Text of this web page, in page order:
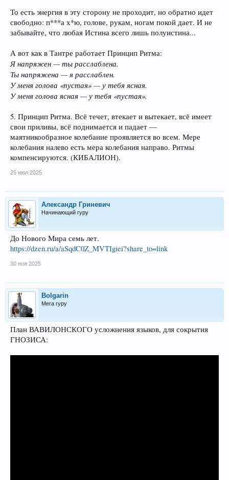
То есть энергия в эту сторону не проходит, но обратно идет
свободно: п***а х*ю, голове, рукам, ногам покой дает. И не
забывайте, что любая Истина всего лишь полуистина...
А вот как в Тантре работает Принцип Ритма:
Я напряжен — ты расслаблена.
Ты напряжена — я расслаблен.
У меня голова «пустая» — у тебя ясная.
У меня голова ясная — у тебя «пустая».
5. Принцип Ритма. Всё течет, втекает и вытекает, всё имеет
свои приливы, всё поднимается и падает —
маятникообразное колебание проявляется во всем. Мере
колебания налево есть мера колебания направо. Ритмы
компенсируются. (КИБАЛИОН).
25 июл 2025
Александр Гриневич
Начинающий гуру
До Нового Мира семь лет.
https://dzen.ru/a/aSqdC0Z_MVTIgiei?share_to=link
30 ноя 2025
Bolgarin
Мега гуру
План ВАВИЛОНСКОГО усложнения языков, для сокрытия
ГНОЗИСА: